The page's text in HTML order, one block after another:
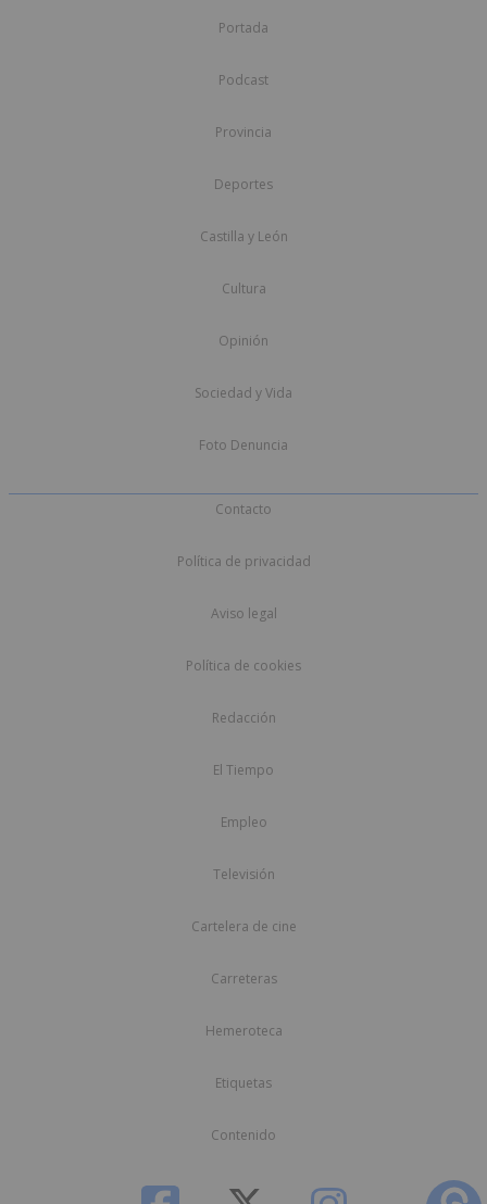
Portada
Podcast
Provincia
Deportes
Castilla y León
Cultura
Opinión
Sociedad y Vida
Foto Denuncia
Contacto
Política de privacidad
Aviso legal
Política de cookies
Redacción
El Tiempo
Empleo
Televisión
Cartelera de cine
Carreteras
Hemeroteca
Etiquetas
Contenido